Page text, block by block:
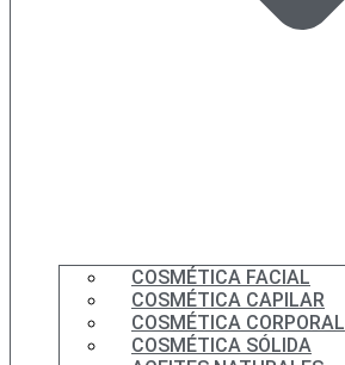
COSMÉTICA FACIAL
COSMÉTICA CAPILAR
COSMÉTICA CORPORAL
COSMÉTICA SÓLIDA